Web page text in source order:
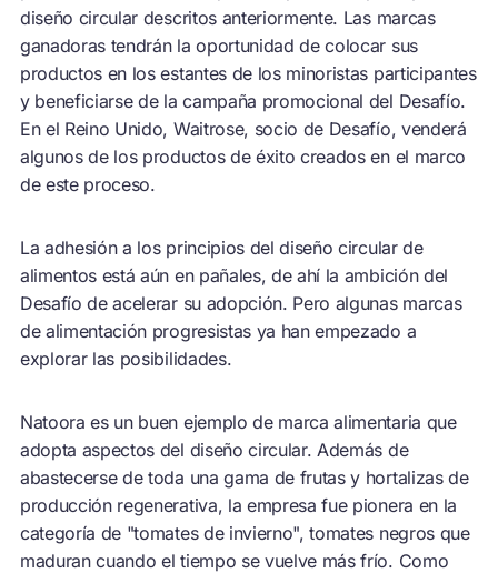
diseño circular descritos anteriormente. Las marcas
ganadoras tendrán la oportunidad de colocar sus
productos en los estantes de los minoristas participantes
y beneficiarse de la campaña promocional del Desafío.
En el Reino Unido, Waitrose, socio de Desafío, venderá
algunos de los productos de éxito creados en el marco
de este proceso.
La adhesión a los principios del diseño circular de
alimentos está aún en pañales, de ahí la ambición del
Desafío de acelerar su adopción. Pero algunas marcas
de alimentación progresistas ya han empezado a
explorar las posibilidades.
Natoora es un buen ejemplo de marca alimentaria que
adopta aspectos del diseño circular. Además de
abastecerse de toda una gama de frutas y hortalizas de
producción regenerativa, la empresa fue pionera en la
categoría de "tomates de invierno", tomates negros que
maduran cuando el tiempo se vuelve más frío. Como